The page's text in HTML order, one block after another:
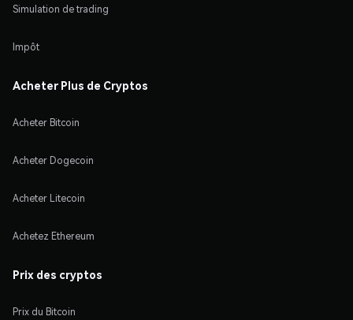
Simulation de trading
Impôt
Acheter Plus de Cryptos
Acheter Bitcoin
Acheter Dogecoin
Acheter Litecoin
Achetez Ethereum
Prix des cryptos
Prix du Bitcoin